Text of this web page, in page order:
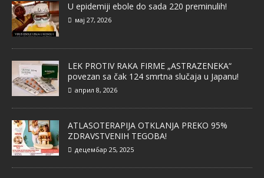
U epidemiji ebole do sada 220 preminulih!
мај 27, 2026
LEK PROTIV RAKA FIRME „ASTRAZENEKA“
povezan sa čak 124 smrtna slučaja u Japanu!
април 8, 2026
ATLASOTERAPIJA OTKLANJA PREKO 95%
ZDRAVSTVENIH TEGOBA!
децембар 25, 2025